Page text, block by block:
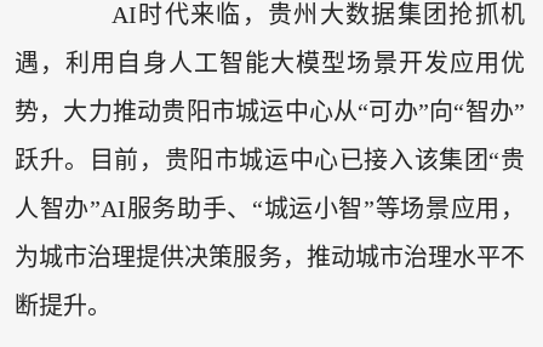
AI时代来临，贵州大数据集团抢抓机
遇，利用自身人工智能大模型场景开发应用优
势，大力推动贵阳市城运中心从“可办”向“智办”
跃升。目前，贵阳市城运中心已接入该集团“贵
人智办”AI服务助手、“城运小智”等场景应用，
为城市治理提供决策服务，推动城市治理水平不
断提升。